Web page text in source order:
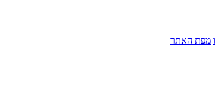
מפת האתר